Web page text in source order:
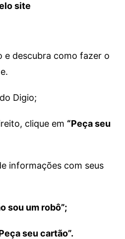
site
e descubra como fazer o
Digio;
clique em “Peça seu
informações com seus
sou um robô”;
seu cartão”.